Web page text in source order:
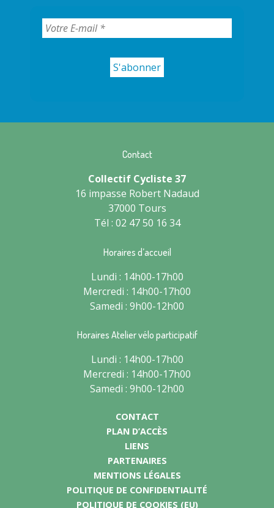
Contact
Collectif Cycliste 37
16 impasse Robert Nadaud
37000 Tours
Tél : 02 47 50 16 34
Horaires d’accueil
Lundi : 14h00-17h00
Mercredi : 14h00-17h00
Samedi : 9h00-12h00
Horaires Atelier vélo participatif
Lundi : 14h00-17h00
Mercredi : 14h00-17h00
Samedi : 9h00-12h00
CONTACT
PLAN D’ACCÈS
LIENS
PARTENAIRES
MENTIONS LÉGALES
POLITIQUE DE CONFIDENTIALITÉ
POLITIQUE DE COOKIES (EU)